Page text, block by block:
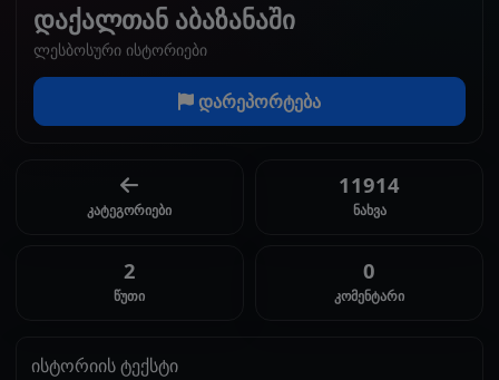
დაქალთან აბაზანაში
ლესბოსური ისტორიები
დარეპორტება
კატეგორიები
11914
ნახვა
2
წუთი
0
კომენტარი
ისტორიის ტექსტი